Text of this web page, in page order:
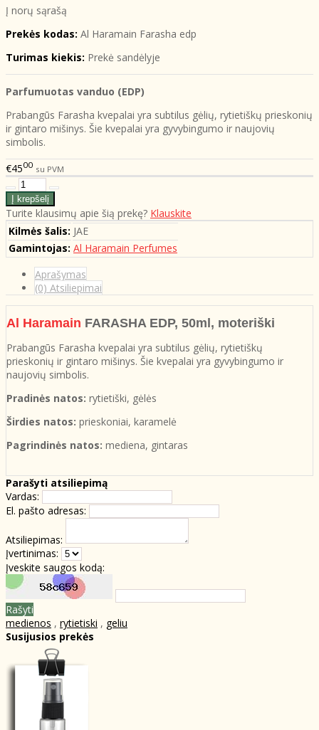
Į norų sąrašą
Prekės kodas: Al Haramain Farasha edp
Turimas kiekis: Prekė sandėlyje
Parfumuotas vanduo (EDP)
Prabangūs Farasha kvepalai yra subtilus gėlių, rytietiškų prieskonių
ir gintaro mišinys. Šie kvepalai yra gyvybingumo ir naujovių
simbolis.
€4500 su PVM
Turite klausimų apie šią prekę? Klauskite
Kilmės šalis: JAE
Gamintojas: Al Haramain Perfumes
Aprašymas
(0) Atsiliepimai
Al Haramain FARASHA EDP, 50ml, moteriški
Prabangūs Farasha kvepalai yra subtilus gėlių, rytietiškų
prieskonių ir gintaro mišinys. Šie kvepalai yra gyvybingumo ir
naujovių simbolis.
Pradinės natos: rytietiški, gėlės
Širdies natos: prieskoniai, karamelė
Pagrindinės natos: mediena, gintaras
Parašyti atsiliepimą
Vardas:
El. pašto adresas:
Atsiliepimas:
Įvertinimas:
Įveskite saugos kodą:
Rašyti
medienos , rytietiski , geliu
Susijusios prekės